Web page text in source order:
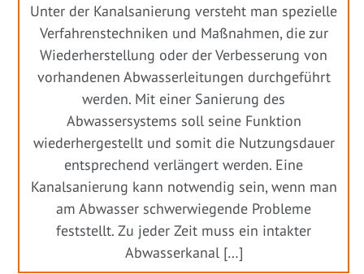
Unter der Kanalsanierung versteht man spezielle
Verfahrenstechniken und Maßnahmen, die zur
Wiederherstellung oder der Verbesserung von
vorhandenen Abwasserleitungen durchgeführt
werden. Mit einer Sanierung des
Abwassersystems soll seine Funktion
wiederhergestellt und somit die Nutzungsdauer
entsprechend verlängert werden. Eine
Kanalsanierung kann notwendig sein, wenn man
am Abwasser schwerwiegende Probleme
feststellt. Zu jeder Zeit muss ein intakter
Abwasserkanal […]